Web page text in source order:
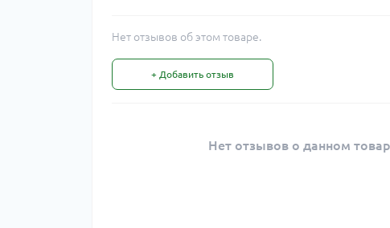
Нет отзывов об этом товаре.
+ Добавить отзыв
Нет отзывов о данном